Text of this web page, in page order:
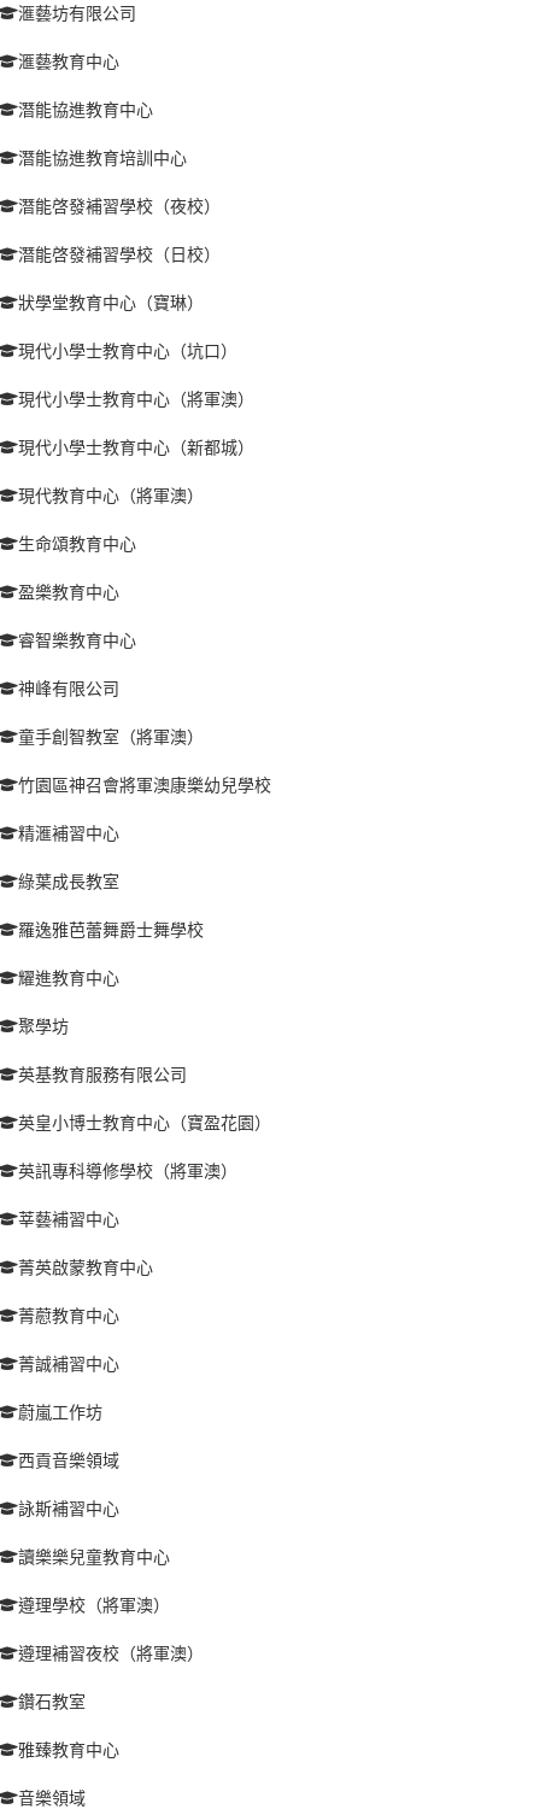
滙藝坊有限公司
滙藝教育中心
潛能協進教育中心
潛能協進教育培訓中心
潛能啓發補習學校（夜校）
潛能啓發補習學校（日校）
狀學堂教育中心（寶琳）
現代小學士教育中心（坑口）
現代小學士教育中心（將軍澳）
現代小學士教育中心（新都城）
現代教育中心（將軍澳）
生命頌教育中心
盈樂教育中心
睿智樂教育中心
神峰有限公司
童手創智教室（將軍澳）
竹園區神召會將軍澳康樂幼兒學校
精滙補習中心
綠葉成長教室
羅逸雅芭蕾舞爵士舞學校
耀進教育中心
聚學坊
英基教育服務有限公司
英皇小博士教育中心（寶盈花園）
英訊專科導修學校（將軍澳）
莘藝補習中心
菁英啟蒙教育中心
菁藯教育中心
菁誠補習中心
蔚嵐工作坊
西貢音樂領域
詠斯補習中心
讀樂樂兒童教育中心
遵理學校（將軍澳）
遵理補習夜校（將軍澳）
鑽石教室
雅臻教育中心
音樂領域